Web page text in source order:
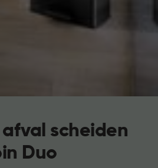
afval scheiden
Duo